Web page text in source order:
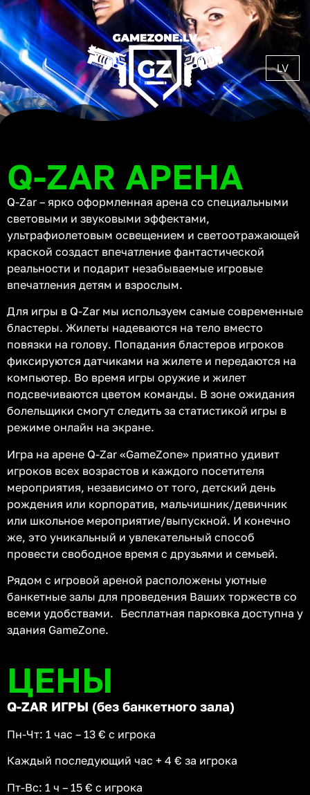
LV
Q-ZAR АРЕНА
Q-Zar – ярко оформленная арена со специальными
световыми и звуковыми эффектами,
ультрафиолетовым освещением и светоотражающей
краской создаст впечатление фантастической
реальности и подарит незабываемые игровые
впечатления детям и взрослым.
Для игры в Q-Zar мы используем самые современные
бластеры. Жилеты надеваются на тело вместо
повязки на голову. Попадания бластеров игроков
фиксируются датчиками на жилете и передаются на
компьютер. Во время игры оружие и жилет
подсвечиваются цветом команды. В зоне ожидания
болельщики смогут следить за статистикой игры в
режиме онлайн на экране.
Игра на арене Q-Zar «GameZone» приятно удивит
игроков всех возрастов и каждого посетителя
мероприятия, независимо от того, детский день
рождения или корпоратив, мальчишник/девичник
или школьное мероприятие/выпускной. И конечно
же, это уникальный и увлекательный способ
провести свободное время с друзьями и семьей.
Рядом с игровой ареной расположены уютные
банкетные залы для проведения Ваших торжеств со
всеми удобствами. Бесплатная парковка доступна у
здания GameZone.
ЦЕНЫ
Q-ZAR ИГРЫ (без банкетного зала)
Пн-Чт: 1 час – 13 € с игрока
Каждый последующий час + 4 € за игрока
Пт-Вс: 1 ч – 15 € с игрока